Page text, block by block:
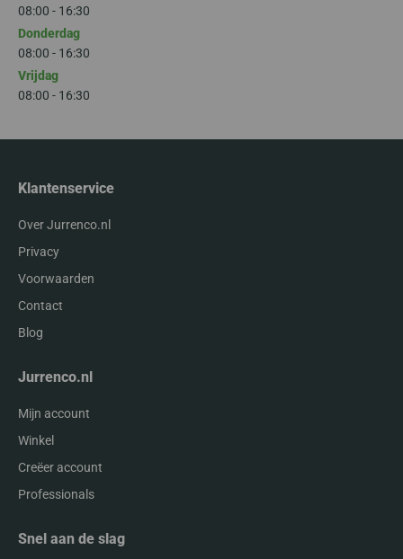
08:00 - 16:30
Donderdag
08:00 - 16:30
Vrijdag
08:00 - 16:30
Klantenservice
Over Jurrenco.nl
Privacy
Voorwaarden
Contact
Blog
Jurrenco.nl
Mijn account
Winkel
Creëer account
Professionals
Snel aan de slag